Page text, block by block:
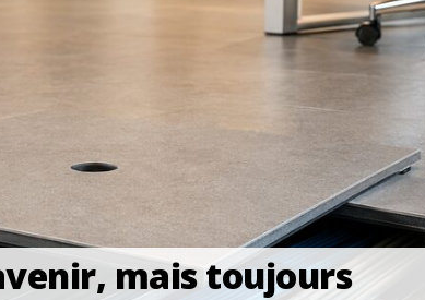
mais toujours